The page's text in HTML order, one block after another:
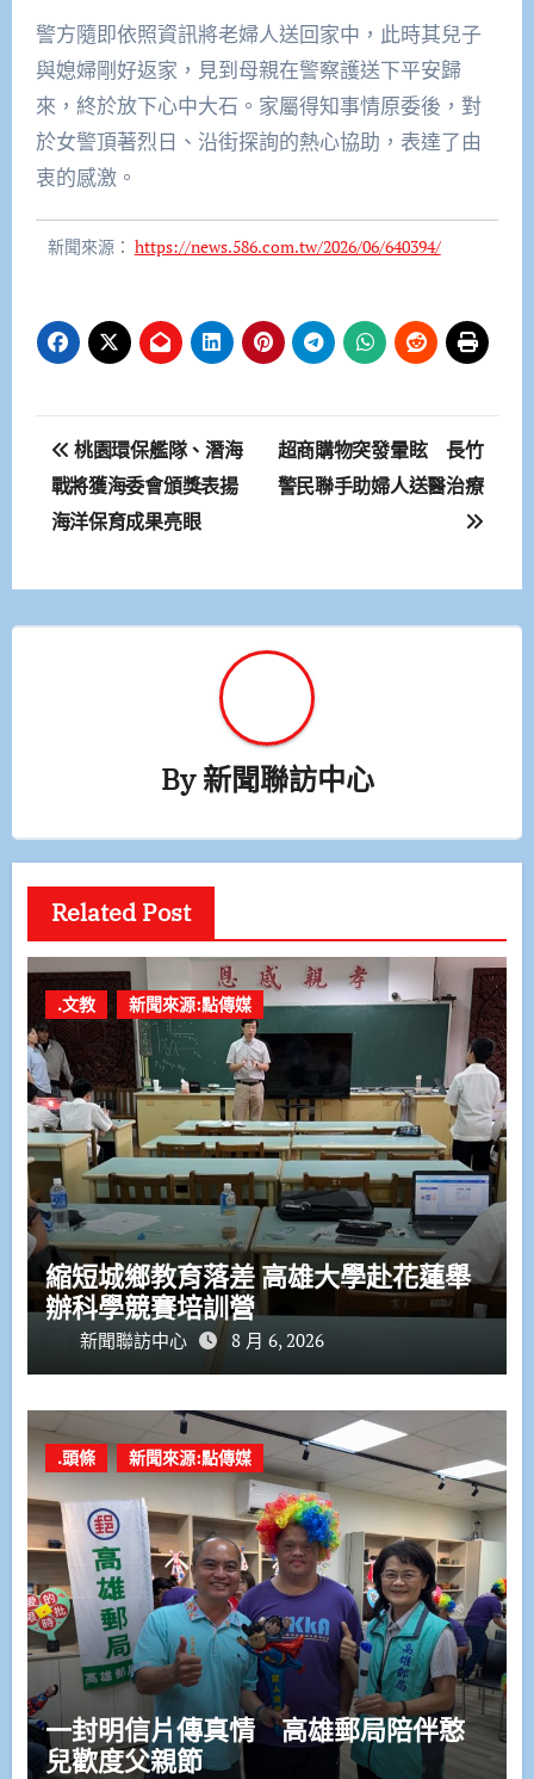
警方隨即依照資訊將老婦人送回家中，此時其兒子
與媳婦剛好返家，見到母親在警察護送下平安歸
來，終於放下心中大石。家屬得知事情原委後，對
於女警頂著烈日、沿街探詢的熱心協助，表達了由
衷的感激。
新聞來源： https://news.586.com.tw/2026/06/640394/
文
章
導
覽
桃園環保艦隊、潛海
戰將獲海委會頒獎表揚
海洋保育成果亮眼
超商購物突發暈眩 長竹
警民聯手助婦人送醫治療
By新聞聯訪中心
Related Post
.文教 新聞來源:點傳媒
縮短城鄉教育落差 高雄大學赴花蓮舉
辦科學競賽培訓營
新聞聯訪中心 8 月 6, 2026
.頭條 新聞來源:點傳媒
一封明信片傳真情 高雄郵局陪伴憨
兒歡度父親節